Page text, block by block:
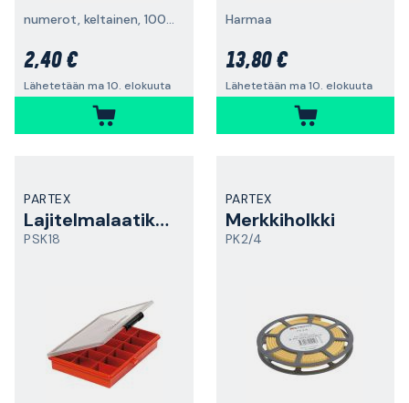
numerot, keltainen, 100 kpl pakkaus
2,40 €
Lähetetään ma 10. elokuuta
Harmaa
13,80 €
Lähetetään ma 10. elokuuta
PARTEX
Lajitelmalaatikko
PSK18
PARTEX
Merkkiholkki
PK2/4